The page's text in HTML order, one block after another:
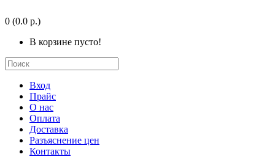
0 (0.0 р.)
В корзине пусто!
Вход
Прайс
О нас
Оплата
Доставка
Разъяснение цен
Контакты